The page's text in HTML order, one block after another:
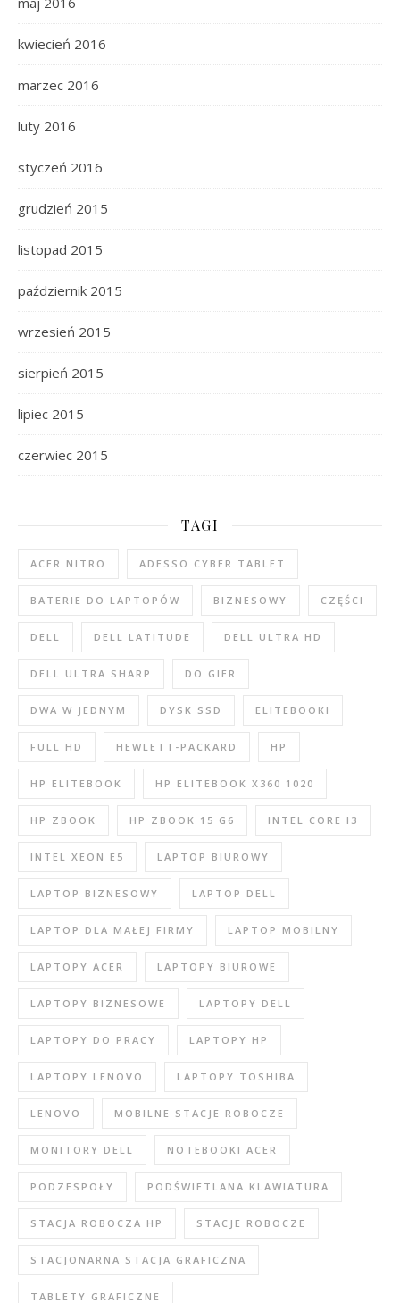
kwiecień 2016
marzec 2016
luty 2016
styczeń 2016
grudzień 2015
listopad 2015
październik 2015
wrzesień 2015
sierpień 2015
lipiec 2015
czerwiec 2015
TAGI
ACER NITRO ADESSO CYBER TABLET
BATERIE DO LAPTOPÓW BIZNESOWY CZĘŚCI
DELL DELL LATITUDE DELL ULTRA HD
DELL ULTRA SHARP DO GIER
DWA W JEDNYM DYSK SSD ELITEBOOKI
FULL HD HEWLETT-PACKARD HP
HP ELITEBOOK HP ELITEBOOK X360 1020
HP ZBOOK HP ZBOOK 15 G6 INTEL CORE I3
INTEL XEON E5 LAPTOP BIUROWY
LAPTOP BIZNESOWY LAPTOP DELL
LAPTOP DLA MAŁEJ FIRMY LAPTOP MOBILNY
LAPTOPY ACER LAPTOPY BIUROWE
LAPTOPY BIZNESOWE LAPTOPY DELL
LAPTOPY DO PRACY LAPTOPY HP
LAPTOPY LENOVO LAPTOPY TOSHIBA
LENOVO MOBILNE STACJE ROBOCZE
MONITORY DELL NOTEBOOKI ACER
PODZESPOŁY PODŚWIETLANA KLAWIATURA
STACJA ROBOCZA HP STACJE ROBOCZE
STACJONARNA STACJA GRAFICZNA
TABLETY GRAFICZNE